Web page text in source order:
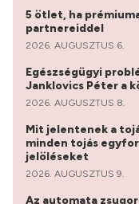
5 ötlet, ha
partnereiddel
2026. AUGUSZTUS 6.
Egészségügyi
Janklovics Péter a
2026. AUGUSZTUS 8.
Mit jelentenek a
minden tojás
jelöléseket
2026. AUGUSZTUS 9.
Az automata